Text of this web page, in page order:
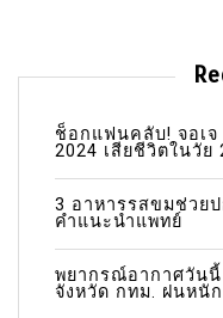
ช็อกแฟนคลับ! จอเ
2024 เสียชีวิตในวัย
3 อาหารรสขมช่วย
คำแนะนำแพทย์
พยากรณ์อากาศวัน
จังหวัด กทม. ฝนหนัก